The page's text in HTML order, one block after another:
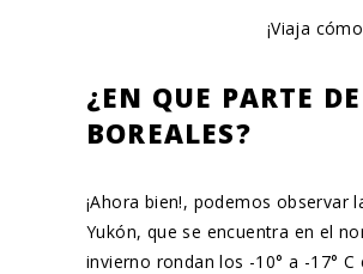
¡Viaja
¿EN QUE PARTE
BOREALES?
¡Ahora bien!, podemos observar
Yukón, que se encuentra en el
invierno rondan los -10° a -17°